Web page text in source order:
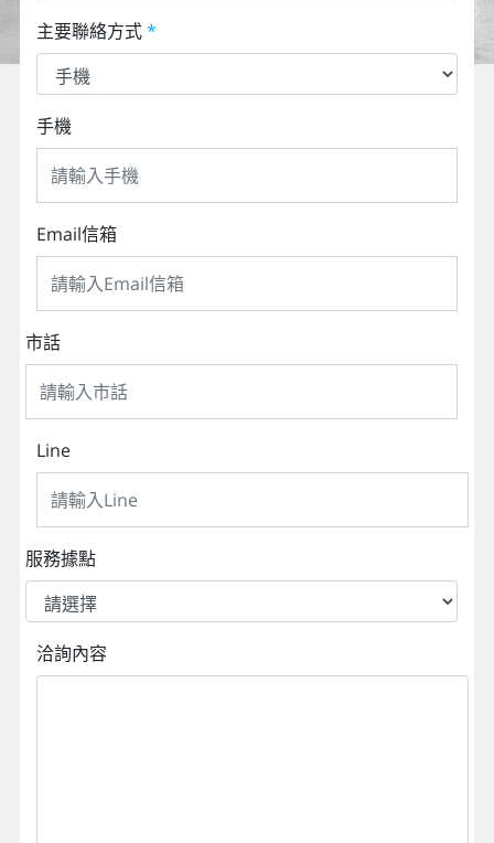
主要聯絡方式*
手機
Email信箱
市話
Line
服務據點
洽詢內容